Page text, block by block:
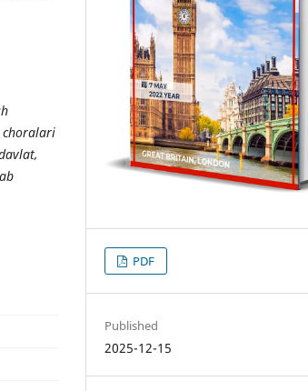
choralari
PDF
Published
2025-12-15